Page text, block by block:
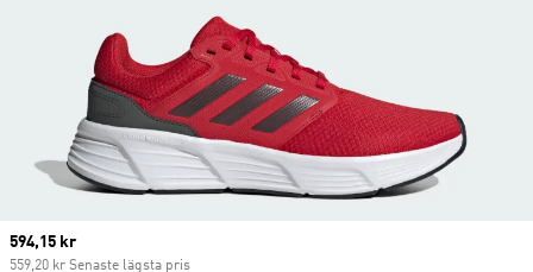
Current price
594,15 kr
559,20 kr Senaste lägsta pris